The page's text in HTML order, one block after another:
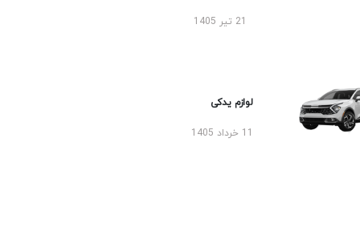
لوازم یدکی